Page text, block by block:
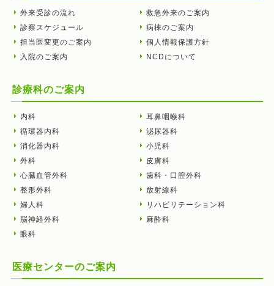
外来受診の流れ
診察スケジュール
担当医変更のご案内
入院のご案内
救急外来のご案内
病棟のご案内
個人情報保護方針
NCDについて
診療科のご案内
内科
循環器内科
消化器内科
外科
心臓血管外科
整形外科
婦人科
脳神経外科
眼科
耳鼻咽喉科
泌尿器科
小児科
皮膚科
歯科・口腔外科
放射線科
リハビリテーション科
麻酔科
医療センターのご案内